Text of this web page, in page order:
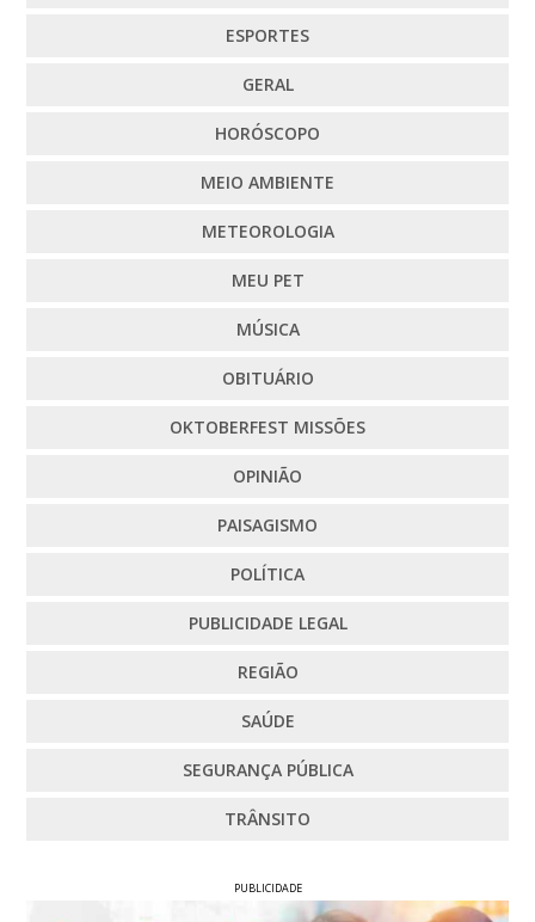
ESPORTES
GERAL
HORÓSCOPO
MEIO AMBIENTE
METEOROLOGIA
MEU PET
MÚSICA
OBITUÁRIO
OKTOBERFEST MISSÕES
OPINIÃO
PAISAGISMO
POLÍTICA
PUBLICIDADE LEGAL
REGIÃO
SAÚDE
SEGURANÇA PÚBLICA
TRÂNSITO
PUBLICIDADE